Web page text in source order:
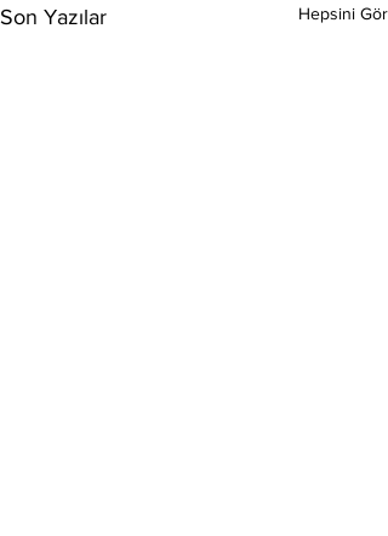
Son Yazılar Hepsini Gör